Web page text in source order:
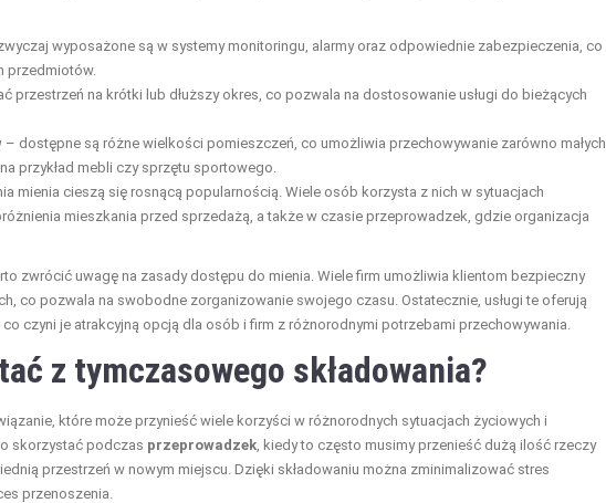
wyposażone są w systemy monitoringu, alarmy oraz odpowiednie zabezpieczenia, co
przedmiotów.
przestrzeń na krótki lub dłuższy okres, co pozwala na dostosowanie usługi do bieżących
– dostępne są różne wielkości pomieszczeń, co umożliwia przechowywanie zarówno małych
przykład mebli czy sprzętu sportowego.
mienia cieszą się rosnącą popularnością. Wiele osób korzysta z nich w sytuacjach
mieszkania przed sprzedażą, a także w czasie przeprowadzek, gdzie organizacja
zwrócić uwagę na zasady dostępu do mienia. Wiele firm umożliwia klientom bezpieczny
co pozwala na swobodne zorganizowanie swojego czasu. Ostatecznie, usługi te oferują
czyni je atrakcyjną opcją dla osób i firm z różnorodnymi potrzebami przechowywania.
z tymczasowego składowania?
które może przynieść wiele korzyści w różnorodnych sytuacjach życiowych i
skorzystać podczas przeprowadzek , kiedy to często musimy przenieść dużą ilość rzeczy
przestrzeń w nowym miejscu. Dzięki składowaniu można zminimalizować stres
przenoszenia.